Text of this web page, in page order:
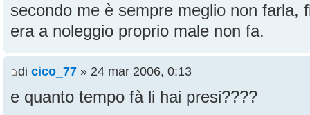
secondo me è sempre meglio non farla,
era a noleggio proprio male non fa.
di cico_77 » 24 mar 2006, 0:13
e quanto tempo fà li hai presi????